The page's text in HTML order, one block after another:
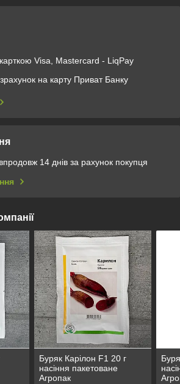
Visa, Mastercard - LiqPay
на карту Приват Банку
14 днів за рахунок покупця
Буряк Карілон F1 20 г
насіння пакетоване
Агропак